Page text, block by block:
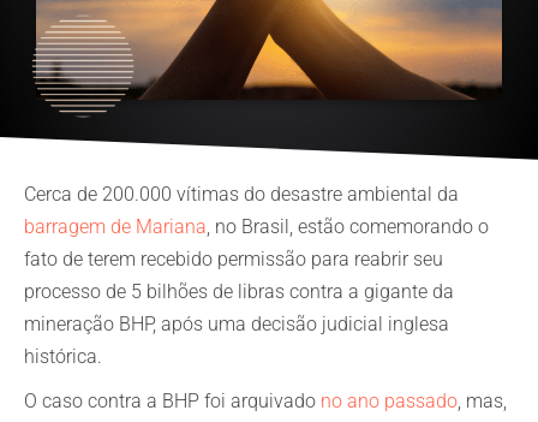
Cerca de 200.000 vítimas do desastre ambiental da
barragem de Mariana, no Brasil, estão comemorando o
fato de terem recebido permissão para reabrir seu
processo de 5 bilhões de libras contra a gigante da
mineração BHP, após uma decisão judicial inglesa
histórica.
O caso contra a BHP foi arquivado no ano passado, mas,